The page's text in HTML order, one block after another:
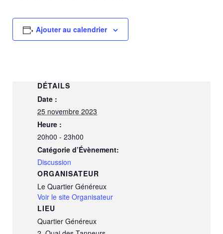
Ajouter au calendrier
DÉTAILS
Date :
25 novembre 2023
Heure :
20h00 - 23h00
Catégorie d’Évènement:
Discussion
LIEU
Quartier Généreux
ORGANISATEUR
Le Quartier Généreux
Voir le site Organisateur